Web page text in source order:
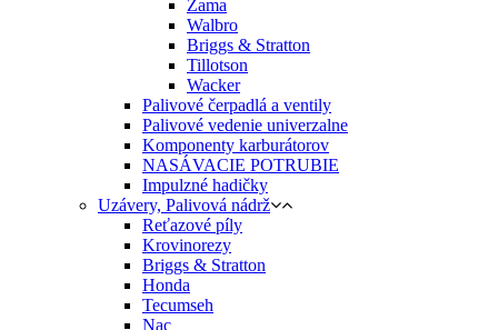
Zama
Walbro
Briggs & Stratton
Tillotson
Wacker
Palivové čerpadlá a ventily
Palivové vedenie univerzalne
Komponenty karburátorov
NASÁVACIE POTRUBIE
Impulzné hadičky
Uzávery, Palivová nádrž
Reťazové píly
Krovinorezy
Briggs & Stratton
Honda
Tecumseh
Nac